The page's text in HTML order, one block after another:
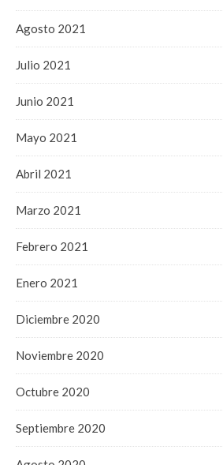
Agosto 2021
Julio 2021
Junio 2021
Mayo 2021
Abril 2021
Marzo 2021
Febrero 2021
Enero 2021
Diciembre 2020
Noviembre 2020
Octubre 2020
Septiembre 2020